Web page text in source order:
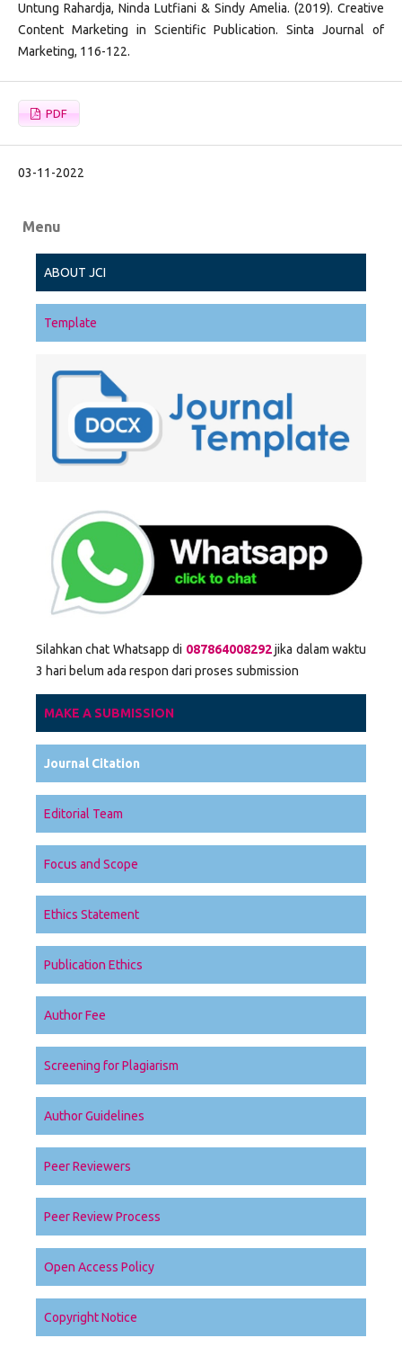
Untung Rahardja, Ninda Lutfiani & Sindy Amelia. (2019). Creative
Content Marketing in Scientific Publication. Sinta Journal of
Marketing, 116-122.
PDF
03-11-2022
Menu
ABOUT JCI
Template
Silahkan chat Whatsapp di 087864008292jika dalam waktu
3 hari belum ada respon dari proses submission
MAKE A SUBMISSION
Journal Citation
Editorial Team
Focus and Scope
Ethics Statement
Publication Ethics
Author Fee
Screening for Plagiarism
Author Guidelines
Peer Reviewers
Peer Review Process
Open Access Policy
Copyright Notice